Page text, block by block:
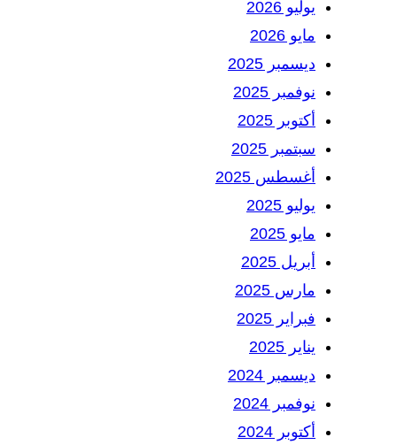
يوليو 2026
مايو 2026
ديسمبر 2025
نوفمبر 2025
أكتوبر 2025
سبتمبر 2025
أغسطس 2025
يوليو 2025
مايو 2025
أبريل 2025
مارس 2025
فبراير 2025
يناير 2025
ديسمبر 2024
نوفمبر 2024
أكتوبر 2024